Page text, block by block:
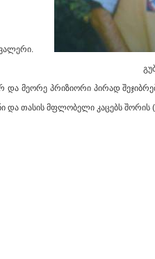
კავალერი.
12.03.1968,
მეორე პრიზიორი პირად
ჩემპიონი და